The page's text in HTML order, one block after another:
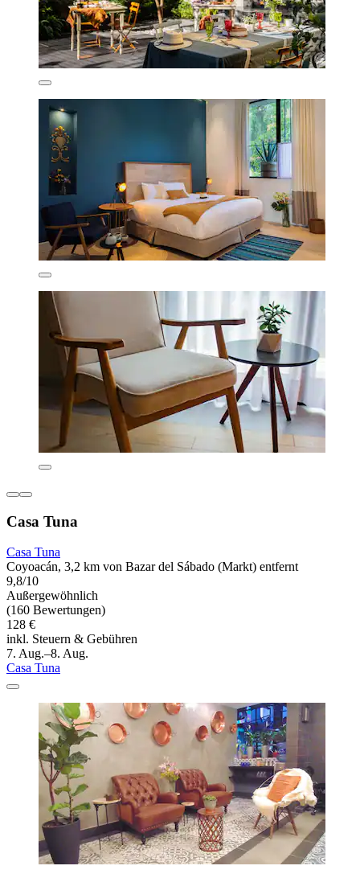
Casa Tuna
Casa Tuna
Coyoacán, 3,2 km von Bazar del Sábado (Markt) entfernt
9,8/10
Außergewöhnlich
(160 Bewertungen)
128 €
inkl. Steuern & Gebühren
7. Aug.–8. Aug.
Casa Tuna